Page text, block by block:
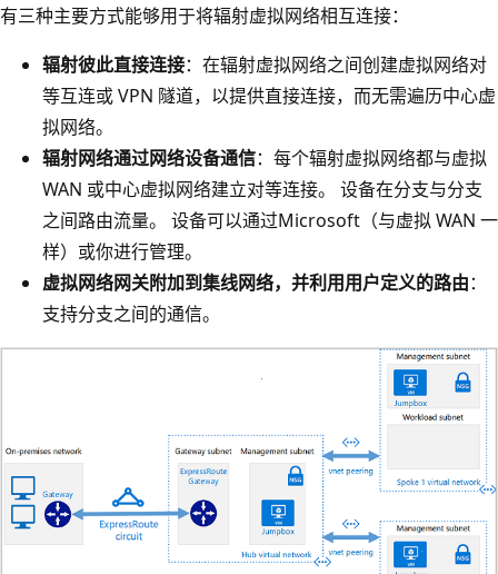
有三种主要方式能够用于将辐射虚拟网络相互连接：
辐射彼此直接连接：在辐射虚拟网络之间创建虚拟网络对
等互连或 VPN 隧道，以提供直接连接，而无需遍历中心虚
拟网络。
辐射网络通过网络设备通信：每个辐射虚拟网络都与虚拟
WAN 或中心虚拟网络建立对等连接。 设备在分支与分支
之间路由流量。 设备可以通过Microsoft（与虚拟 WAN 一
样）或你进行管理。
虚拟网络网关附加到集线网络，并利用用户定义的路由：
支持分支之间的通信。